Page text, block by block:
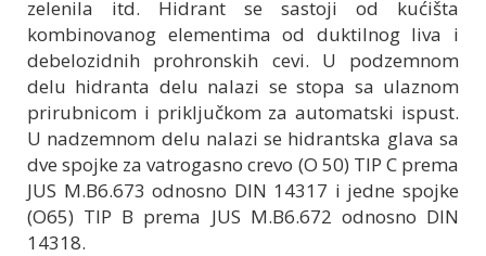
zelenila itd. Hidrant se sastoji od kućišta
kombinovanog elementima od duktilnog liva i
debelozidnih prohronskih cevi. U podzemnom
delu hidranta delu nalazi se stopa sa ulaznom
prirubnicom i priključkom za automatski ispust.
U nadzemnom delu nalazi se hidrantska glava sa
dve spojke za vatrogasno crevo (O 50) TIP C prema
JUS M.B6.673 odnosno DIN 14317 i jedne spojke
(O65) TIP B prema JUS M.B6.672 odnosno DIN
14318.